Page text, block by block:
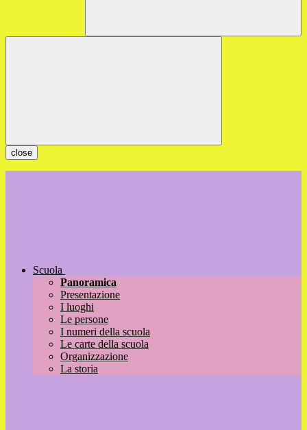
close
Scuola
Panoramica
Presentazione
I luoghi
Le persone
I numeri della scuola
Le carte della scuola
Organizzazione
La storia